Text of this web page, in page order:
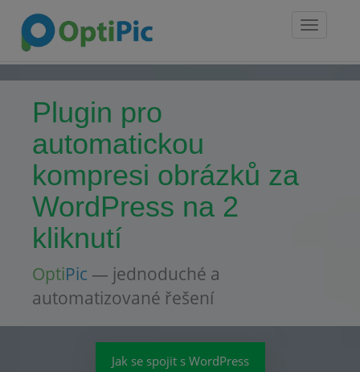
Toggle
Plugin pro
automatickou
kompresi obrázků za
WordPress na 2
kliknutí
OptiPic — jednoduché a
automatizované řešení
Jak se spojit s WordPress